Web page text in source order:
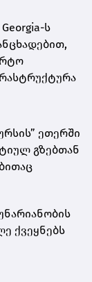
ს
ეთერში
გზებთან
ქვეყნებს